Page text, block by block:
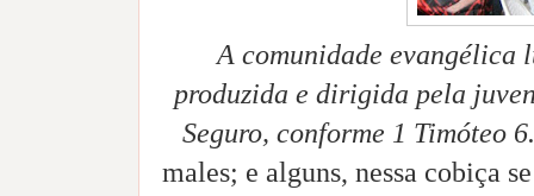
A comunidade evangélica
produzida e dirigida pela
Seguro, conforme 1 Timóteo
males; e alguns, nessa cobiça